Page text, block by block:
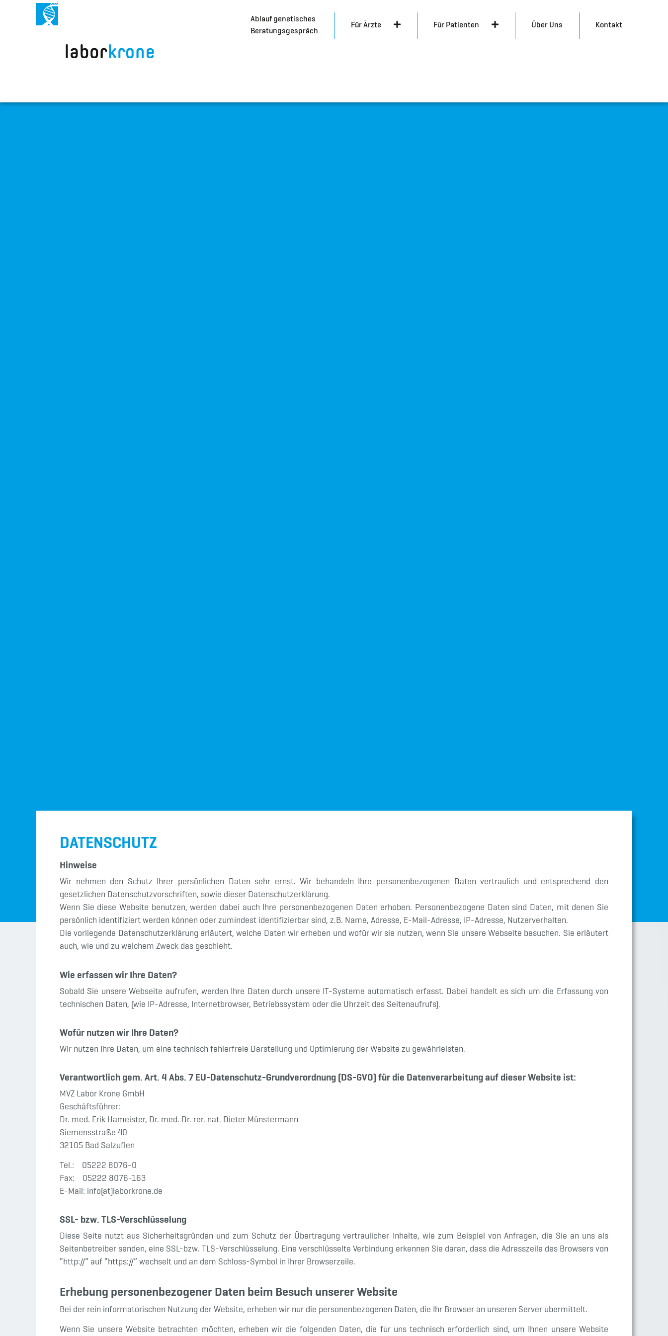
Ablauf genetisches
Beratungsgespräch
Für Ärzte Für Patienten Über Uns Kontakt
DATENSCHUTZ
Hinweise
Wir nehmen den Schutz Ihrer persönlichen Daten sehr ernst. Wir behandeln Ihre personenbezogenen Daten vertraulich und entsprechend den
gesetzlichen Datenschutzvorschriften, sowie dieser Datenschutzerklärung.
Wenn Sie diese Website benutzen, werden dabei auch Ihre personenbezogenen Daten erhoben. Personenbezogene Daten sind Daten, mit denen Sie
persönlich identifiziert werden können oder zumindest identifizierbar sind, z.B. Name, Adresse, E-Mail-Adresse, IP-Adresse, Nutzerverhalten.
Die vorliegende Datenschutzerklärung erläutert, welche Daten wir erheben und wofür wir sie nutzen, wenn Sie unsere Webseite besuchen. Sie erläutert
auch, wie und zu welchem Zweck das geschieht.
Wie erfassen wir Ihre Daten?
Sobald Sie unsere Webseite aufrufen, werden Ihre Daten durch unsere IT-Systeme automatisch erfasst. Dabei handelt es sich um die Erfassung von
technischen Daten, (wie IP-Adresse, Internetbrowser, Betriebssystem oder die Uhrzeit des Seitenaufrufs).
Wofür nutzen wir Ihre Daten?
Wir nutzen Ihre Daten, um eine technisch fehlerfreie Darstellung und Optimierung der Website zu gewährleisten.
Verantwortlich gem. Art. 4 Abs. 7 EU-Datenschutz-Grundverordnung (DS-GVO) für die Datenverarbeitung auf dieser Website ist:
MVZ Labor Krone GmbH
Geschäftsführer:
Dr. med. Erik Hameister, Dr. med. Dr. rer. nat. Dieter Münstermann
Siemensstraße 40
32105 Bad Salzuflen
Tel.: 05222 8076-0
Fax: 05222 8076-163
E-Mail: info(at)laborkrone.de
SSL- bzw. TLS-Verschlüsselung
Diese Seite nutzt aus Sicherheitsgründen und zum Schutz der Übertragung vertraulicher Inhalte, wie zum Beispiel von Anfragen, die Sie an uns als
Seitenbetreiber senden, eine SSL-bzw. TLS-Verschlüsselung. Eine verschlüsselte Verbindung erkennen Sie daran, dass die Adresszeile des Browsers von
“http://” auf “https://” wechselt und an dem Schloss-Symbol in Ihrer Browserzeile.
Erhebung personenbezogener Daten beim Besuch unserer Website
Bei der rein informatorischen Nutzung der Website, erheben wir nur die personenbezogenen Daten, die Ihr Browser an unseren Server übermittelt.
Wenn Sie unsere Website betrachten möchten, erheben wir die folgenden Daten, die für uns technisch erforderlich sind, um Ihnen unsere Website